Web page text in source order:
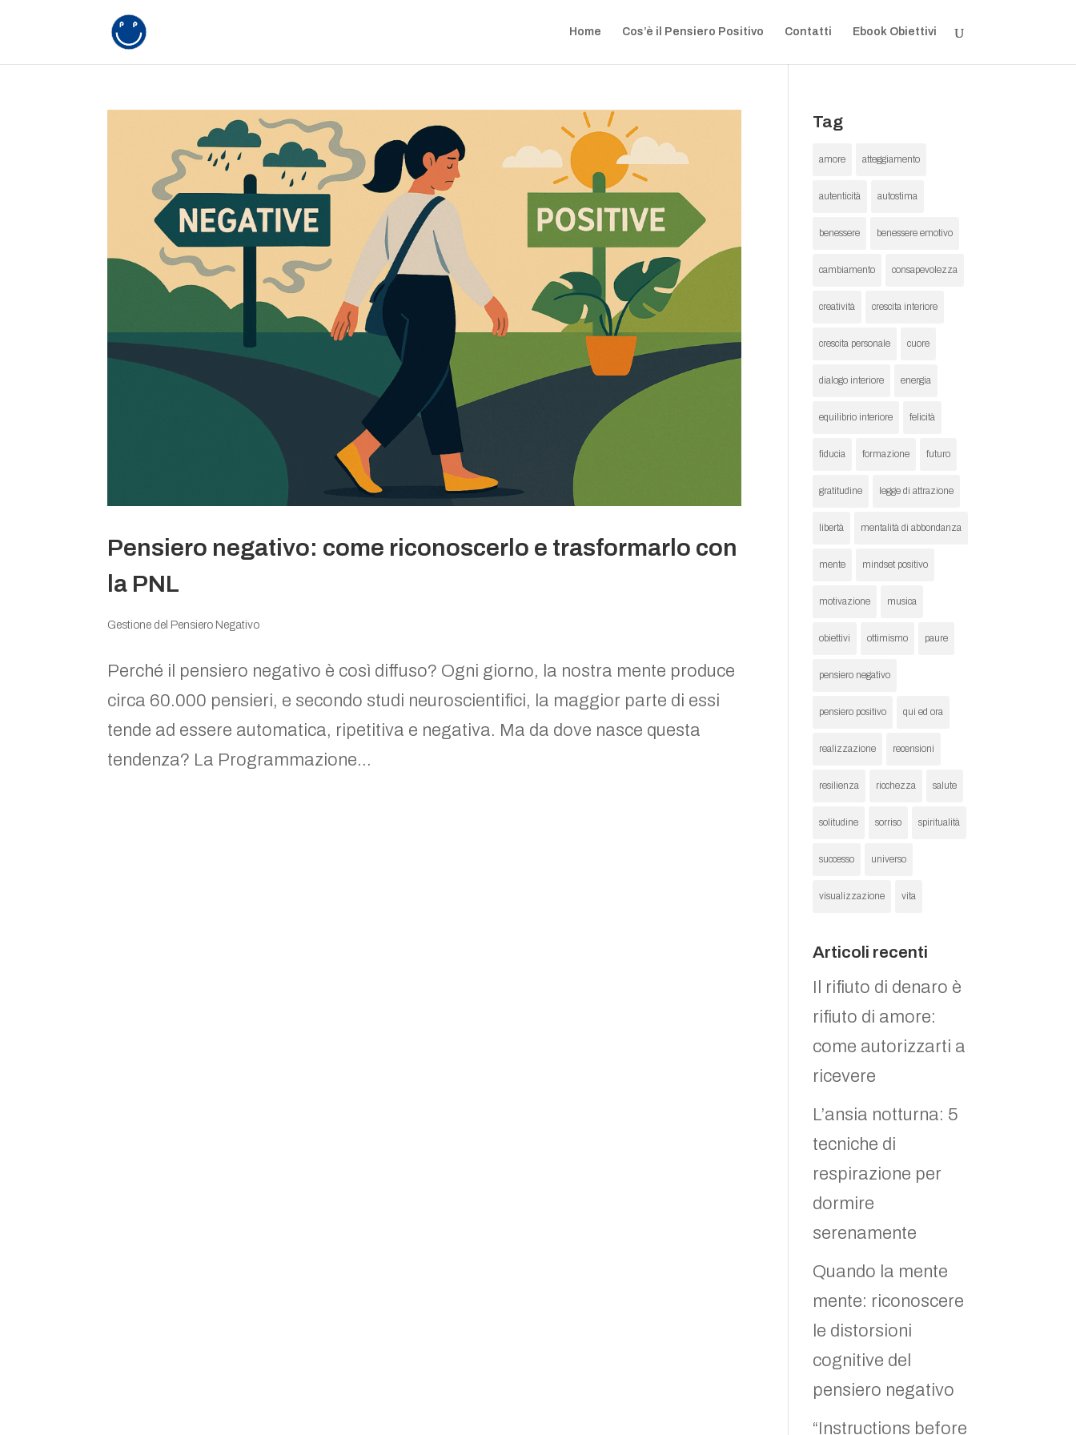
Home Cos’è il Pensiero Positivo Contatti Ebook Obiettivi
Pensiero negativo: come riconoscerlo e trasformarlo con
la PNL
Gestione del Pensiero Negativo
Perché il pensiero negativo è così diffuso? Ogni giorno, la nostra mente produce
circa 60.000 pensieri, e secondo studi neuroscientifici, la maggior parte di essi
tende ad essere automatica, ripetitiva e negativa. Ma da dove nasce questa
tendenza? La Programmazione...
Tag
amore atteggiamento
autenticità autostima
benessere benessere emotivo
cambiamento consapevolezza
creatività crescita interiore
crescita personale cuore
dialogo interiore energia
equilibrio interiore felicità
fiducia formazione futuro
gratitudine legge di attrazione
libertà mentalità di abbondanza
mente mindset positivo
motivazione musica
obiettivi ottimismo paure
pensiero negativo
pensiero positivo qui ed ora
realizzazione recensioni
resilienza ricchezza salute
solitudine sorriso spiritualità
successo universo
visualizzazione vita
Articoli recenti
Il rifiuto di denaro è
rifiuto di amore:
come autorizzarti a
ricevere
L’ansia notturna: 5
tecniche di
respirazione per
dormire
serenamente
Quando la mente
mente: riconoscere
le distorsioni
cognitive del
pensiero negativo
“Instructions before